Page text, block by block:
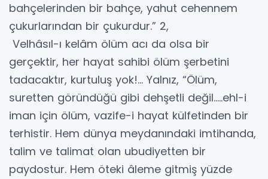
bahçelerinden bir bahçe, yahut cehennem
çukurlarından bir çukurdur.” 2,
Velhâsıl-ı kelâm ölüm acı da olsa bir
gerçektir, her hayat sahibi ölüm şerbetini
tadacaktır, kurtuluş yok!... Yalnız, “Ölüm,
suretten göründüğü gibi dehşetli değil…..ehl-i
iman için ölüm, vazife-i hayat külfetinden bir
terhistir. Hem dünya meydanındaki imtihanda,
talim ve talimat olan ubudiyetten bir
paydostur. Hem öteki âleme gitmiş yüzde